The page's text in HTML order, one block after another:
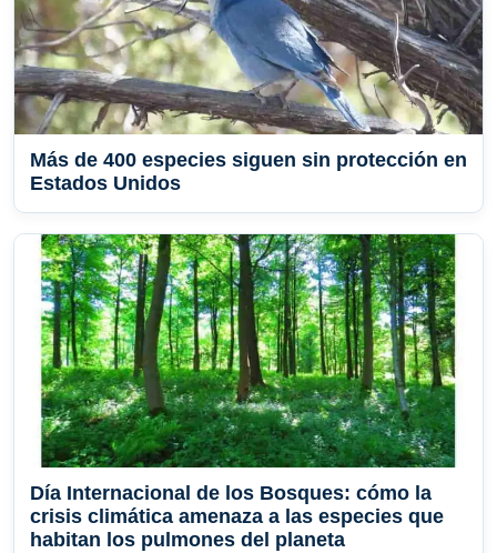
Más de 400 especies siguen sin protección en
Estados Unidos
Día Internacional de los Bosques: cómo la
crisis climática amenaza a las especies que
habitan los pulmones del planeta